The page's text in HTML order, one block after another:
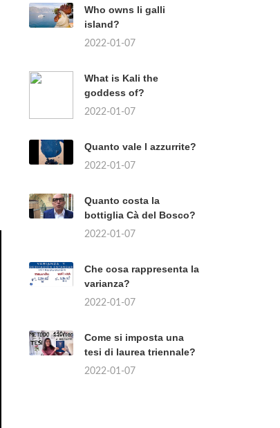
Who owns li galli
island?
2022-01-07
What is Kali the
goddess of?
2022-01-07
Quanto vale l azzurrite?
2022-01-07
Quanto costa la
bottiglia Cà del Bosco?
2022-01-07
Che cosa rappresenta la
varianza?
2022-01-07
Come si imposta una
tesi di laurea triennale?
2022-01-07